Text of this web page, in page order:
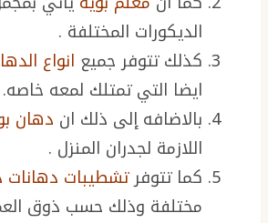
الديكورات المختلفة .
كذلك تتوفر جميع انواع
ايضا التي تمتلك لمعه خاصه.
بالاضافه إلى ذلك ان دهان
اللازمة لجدران المنزل .
كما تتوفرتشطيبات دهانات
مختلفة وذلك حسب ذوق